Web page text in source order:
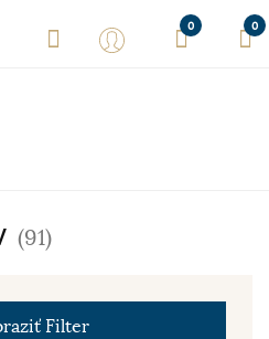
0 0
(91)
Filter